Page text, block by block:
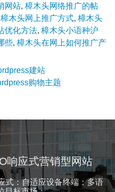
网站, 樟木头网络推广的帖
樟木头网上推广方式, 樟木头
优化方法, 樟木头小语种沪
些, 樟木头在网上如何推广产
建站
购物主题
响应式营销型网站
式：自适应设备终端；多语